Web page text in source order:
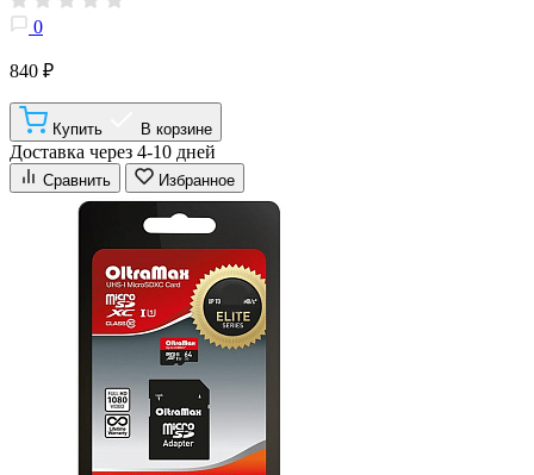
0
840 ₽
Купить В корзине
Доставка через 4-10 дней
Сравнить Избранное